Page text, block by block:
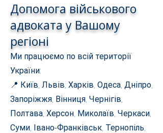
Допомога військового
адвоката у Вашому
регіоні
Ми працюємо по всій території
України:
📍 Київ, Львів, Харків, Одеса, Дніпро,
Запоріжжя, Вінниця, Чернігів,
Полтава, Херсон, Миколаїв, Черкаси,
Суми, Івано-Франківськ, Тернопіль,